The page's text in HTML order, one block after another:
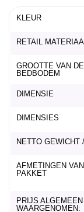
KLEUR
RETAIL
GROOTTE VAN DE
BEDBODEM
DIMENSIE
DIMENSIES
NETTO GEWICHT
AFMETINGEN
PAKKET
PRIJS ALGEMEEN
WAARGENOMEN: